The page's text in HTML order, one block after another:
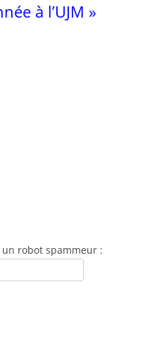
à l’UJM »
robot spammeur :